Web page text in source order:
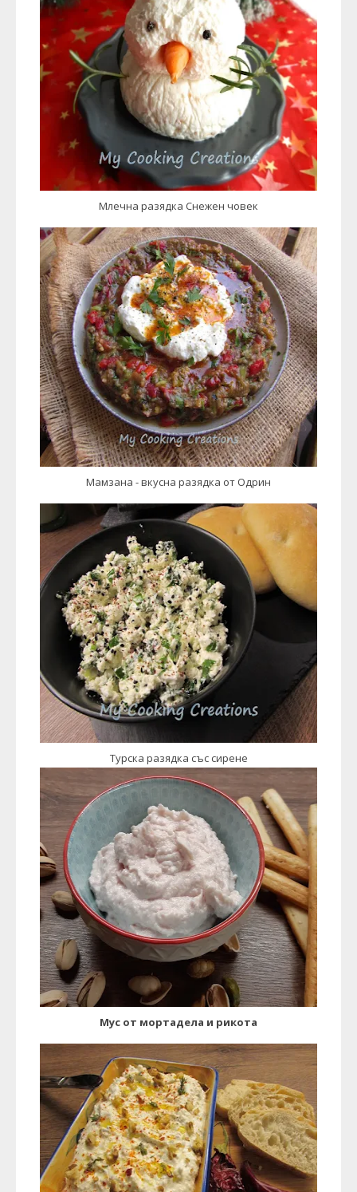
Млечна разядка Снежен човек
Мамзана - вкусна разядка от Одрин
Турска разядка със сирене
Мус от мортадела и рикота